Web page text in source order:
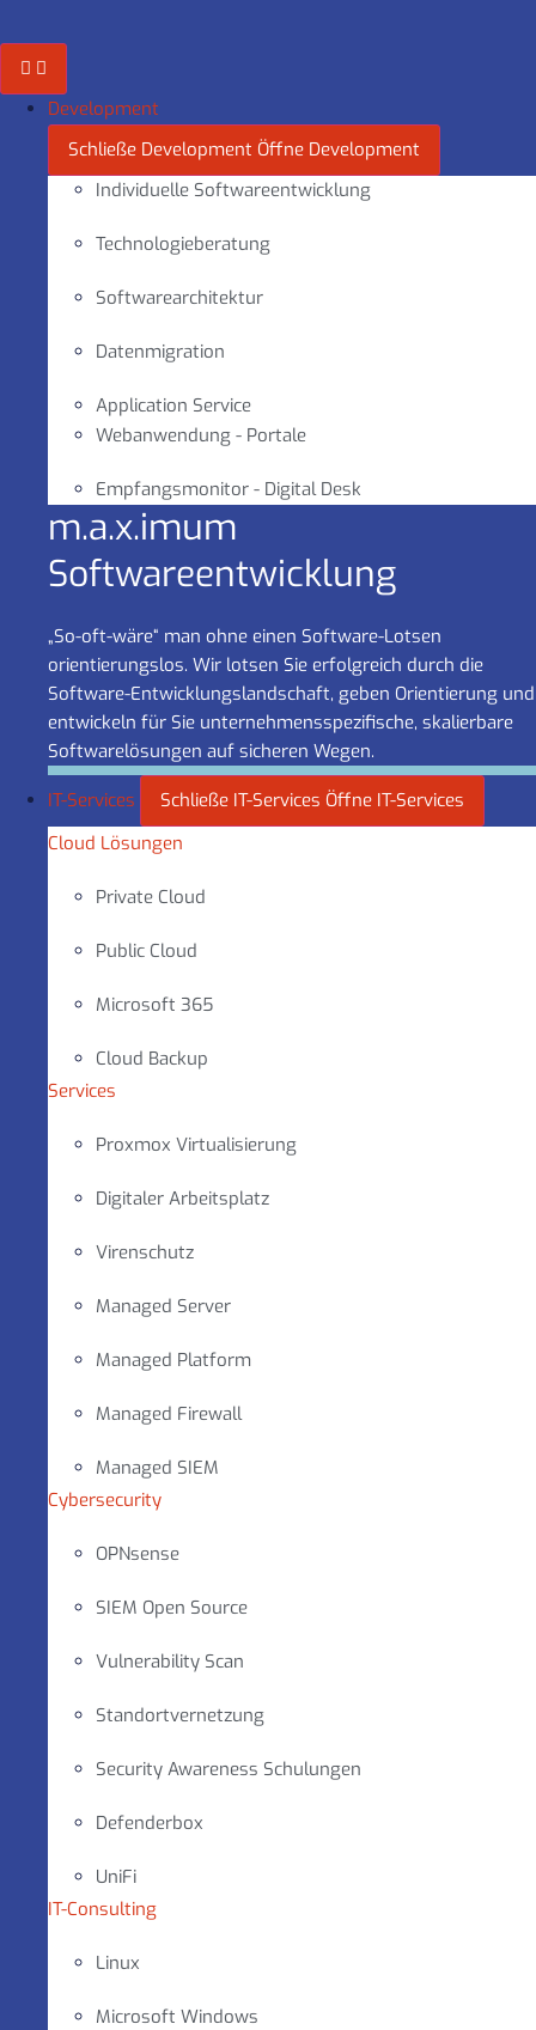
Inhalt
springen
Development
Schließe Development Öffne Development
Individuelle Softwareentwicklung
Technologieberatung
Softwarearchitektur
Datenmigration
Application Service
Webanwendung - Portale
Empfangsmonitor - Digital Desk
m.a.x.imum
Software­entwicklung
„So-oft-wäre“ man ohne einen Software-Lotsen
orientierungslos. Wir lotsen Sie erfolgreich durch die
Software-Entwicklungslandschaft, geben Orientierung und
entwickeln für Sie unternehmensspezifische, skalierbare
Softwarelösungen auf sicheren Wegen.
IT-Services Schließe IT-Services Öffne IT-Services
Cloud Lösungen
Private Cloud
Public Cloud
Microsoft 365
Cloud Backup
Services
Proxmox Virtualisierung
Digitaler Arbeitsplatz
Virenschutz
Managed Server
Managed Platform
Managed Firewall
Managed SIEM
Cybersecurity
OPNsense
SIEM Open Source
Vulnerability Scan
Standortvernetzung
Security Awareness Schulungen
Defenderbox
UniFi
IT-Consulting
Linux
Microsoft Windows